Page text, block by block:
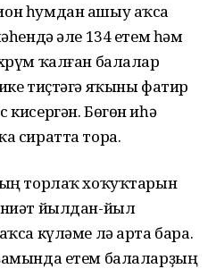
һумдан ашыу аҡса
әле 134 етем һәм
ҡалған балалар
тиҫтәгә яҡыны фатир
Бөгөн иһә
сиратта тора.
торлаҡ хоҡуҡтарын
йылдан-йыл
күләме лә арта бара.
етем балаларҙың